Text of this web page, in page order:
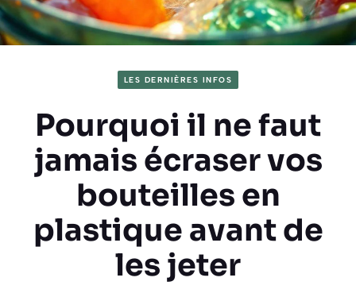
LES DERNIÈRES INFOS
Pourquoi il ne faut
jamais écraser vos
bouteilles en
plastique avant de
les jeter